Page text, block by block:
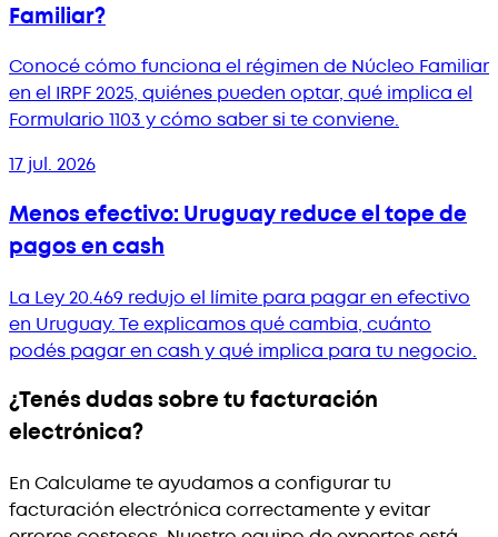
Familiar?
Conocé cómo funciona el régimen de Núcleo Familiar
en el IRPF 2025, quiénes pueden optar, qué implica el
Formulario 1103 y cómo saber si te conviene.
17 jul. 2026
Menos efectivo: Uruguay reduce el tope de
pagos en cash
La Ley 20.469 redujo el límite para pagar en efectivo
en Uruguay. Te explicamos qué cambia, cuánto
podés pagar en cash y qué implica para tu negocio.
¿Tenés dudas sobre tu facturación
electrónica?
En Calculame te ayudamos a configurar tu
facturación electrónica correctamente y evitar